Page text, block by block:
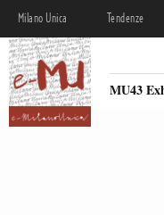
Milano Unica Tendenze
MU43